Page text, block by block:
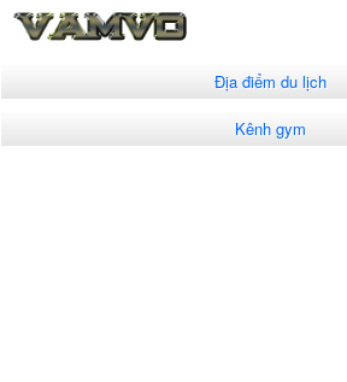
Địa điểm du lịch
Kênh gym